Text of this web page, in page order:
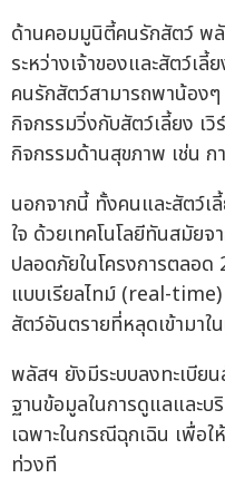
ด้านคอมมูนิตี้คนรักสัตว์ พ
ระหว่างเจ้าของและสัตว์เ
คนรักสัตว์สามารถพาน้อง
กิจกรรมวิ่งกับสัตว์เลี้ยง เ
กิจกรรมด้านสุขภาพ เช่น
นอกจากนี้ ทั้งคนและสัตว์เ
ใจ ด้วยเทคโนโลยีทันสมัย
ปลอดภัยในโครงการตลอด
แบบเรียลไทม์ (real-
สัตว์อันตรายที่หลุดเข้ามาใ
พลัสฯ ยังมีระบบลงทะเบียน
ฐานข้อมูลในการดูแลและบ
เฉพาะในกรณีฉุกเฉิน เพื่อใ
ท่วงที